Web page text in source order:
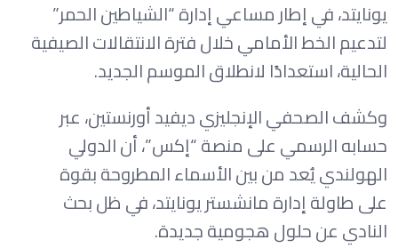
يونايتد، في إطار مساعي إدارة “الشياطين الحمر”
لتدعيم الخط الأمامي خلال فترة الانتقالات الصيفية
الحالية، استعدادًا لانطلاق الموسم الجديد.
وكشف الصحفي الإنجليزي ديفيد أورنستين، عبر
حسابه الرسمي على منصة “إكس”، أن الدولي
الهولندي يُعد من بين الأسماء المطروحة بقوة
على طاولة إدارة مانشستر يونايتد، في ظل بحث
النادي عن حلول هجومية جديدة.